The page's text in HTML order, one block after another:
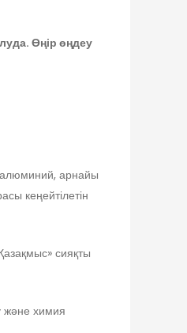
Өңір өңдеу
арнайы
кеңейтілетін
сияқты
және химия